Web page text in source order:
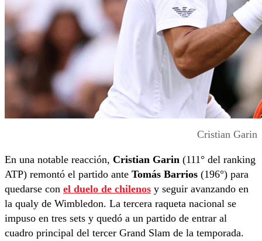
Cristian Garin
En una notable reacción, Cristian Garin (111° del ranking
ATP) remontó el partido ante Tomás Barrios (196°) para
quedarse con el duelo de chilenos y seguir avanzando en
la qualy de Wimbledon. La tercera raqueta nacional se
impuso en tres sets y quedó a un partido de entrar al
cuadro principal del tercer Grand Slam de la temporada.